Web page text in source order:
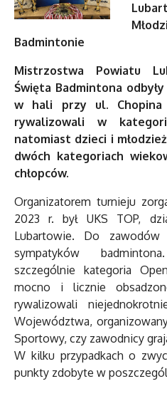
Badmintonie
Mistrzostwa Powiatu
Święta Badmintona
w hali przy ul. Chopina
rywalizowali w
natomiast dzieci i
dwóch kategoriach
chłopców.
Organizatorem turnieju
2023 r. był UKS TOP,
Lubartowie. Do zawodów
sympatyków
szczególnie kategoria
mocno i licznie
rywalizowali
Województwa,
Sportowy, czy zawodnicy
W kilku przypadkach o
punkty zdobyte w